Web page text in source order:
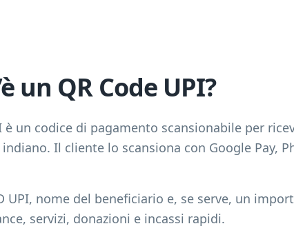
un QR Code UPI?
è un codice di pagamento scansionabile per
Il cliente lo scansiona con Google Pay,
UPI, nome del beneficiario e, se serve, un
servizi, donazioni e incassi rapidi.